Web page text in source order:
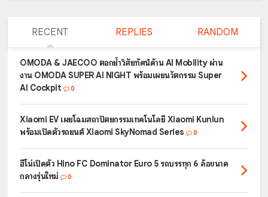
RECENT REPLIES RANDOM
OMODA & JAECOO ตอกย้ำวิสัยทัศน์ด้าน AI Mobility ผ่าน
งาน OMODA SUPER AI NIGHT พร้อมเผยนวัตกรรม Super
AI Cockpit
0
Xiaomi EV เผยโฉมสถาปัตยกรรมเทคโนโลยี Xiaomi Kunlun
พร้อมเปิดตัวรถยนต์ Xiaomi SkyNomad Series
0
ฮีโน่เปิดตัว Hino FC Dominator Euro 5 รถบรรทุก 6 ล้อขนาด
กลางรุ่นใหม่
0